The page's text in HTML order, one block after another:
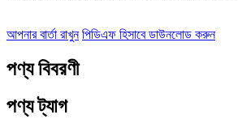
আপনার বার্তা রাখুন পিডিএফ হিসাবে ডাউনলোড করুন
পণ্য বিবরণী
পণ্য ট্যাগ